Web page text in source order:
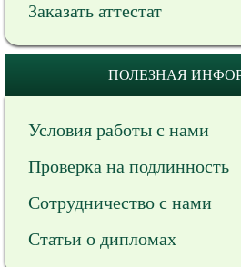
Заказать аттестат
ПОЛЕЗНАЯ
Условия работы с нами
Проверка на подлинность
Сотрудничество с нами
Статьи о дипломах